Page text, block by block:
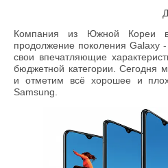
Компания из Южной Кореи в
продолжение поколения Galaxy
свои впечатляющие
бюджетной категории. Сегодня
и отметим всё хорошее и
Samsung.